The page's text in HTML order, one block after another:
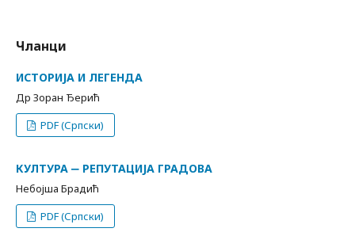
Чланци
ИСТОРИЈА И ЛЕГЕНДА
Др Зоран Ђерић
PDF (Српски)
КУЛТУРА ‒ РЕПУТАЦИЈА ГРАДОВА
Небојша Брадић
PDF (Српски)